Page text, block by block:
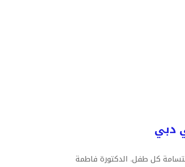
دبي
كل طفل. الدكتورة فاطمة